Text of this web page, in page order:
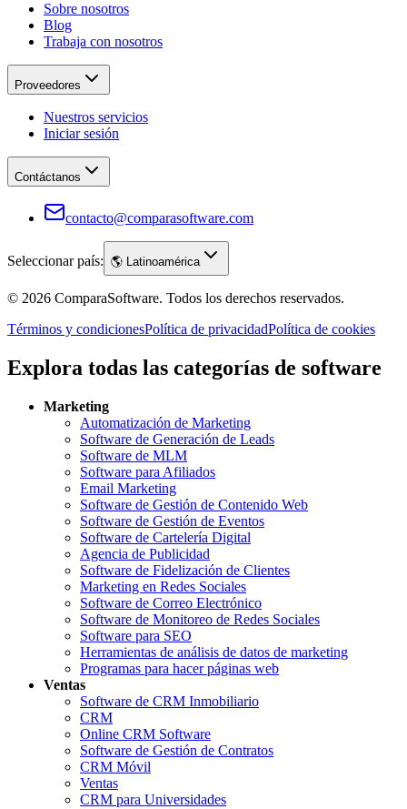
Sobre nosotros
Blog
Trabaja con nosotros
Proveedores
Nuestros servicios
Iniciar sesión
Contáctanos
contacto@comparasoftware.com
Seleccionar país: 🌎 Latinoamérica
© 2026 ComparaSoftware. Todos los derechos reservados.
Términos y condicionesPolítica de privacidadPolítica de cookies
Explora todas las categorías de software
Marketing
Automatización de Marketing
Software de Generación de Leads
Software de MLM
Software para Afiliados
Email Marketing
Software de Gestión de Contenido Web
Software de Gestión de Eventos
Software de Cartelería Digital
Agencia de Publicidad
Software de Fidelización de Clientes
Marketing en Redes Sociales
Software de Correo Electrónico
Software de Monitoreo de Redes Sociales
Software para SEO
Herramientas de análisis de datos de marketing
Programas para hacer páginas web
Ventas
Software de CRM Inmobiliario
CRM
Online CRM Software
Software de Gestión de Contratos
CRM Móvil
Ventas
CRM para Universidades